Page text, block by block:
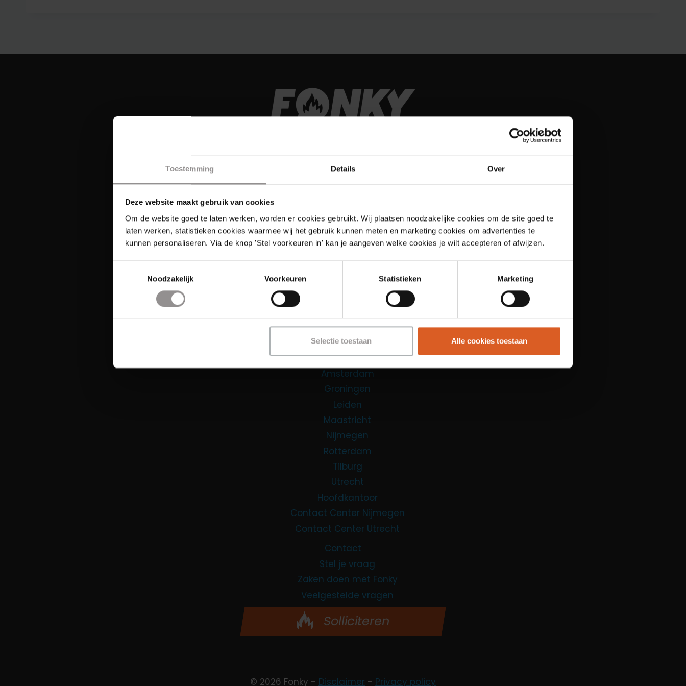
Toestemming Details Over
Deze website maakt gebruik van cookies
Om de website goed te laten werken, worden er cookies gebruikt. Wij plaatsen noodzakelijke cookies om de site goed te
laten werken, statistieken cookies waarmee wij het gebruik kunnen meten en marketing cookies om advertenties te
kunnen personaliseren. Via de knop 'Stel voorkeuren in' kan je aangeven welke cookies je wilt accepteren of afwijzen.
Noodzakelijk
Voorkeuren Statistieken Marketing
Selectie toestaan Alle cookies toestaan
Links
Functies
Contact Center Agent
Promotiemedewerker
Over ons
Locaties
Amsterdam
Groningen
Leiden
Maastricht
Nijmegen
Rotterdam
Tilburg
Utrecht
Hoofdkantoor
Contact Center Nijmegen
Contact Center Utrecht
Contact
Stel je vraag
Zaken doen met Fonky
Veelgestelde vragen
Solliciteren
© 2026 Fonky - Disclaimer - Privacy policy